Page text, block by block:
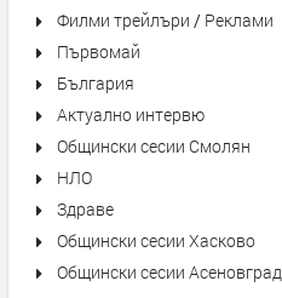
Филми трейлъри / Реклами
Първомай
България
Актуално интервю
Общински сесии Смолян
НЛО
Здраве
Общински сесии Хасково
Общински сесии Асеновград